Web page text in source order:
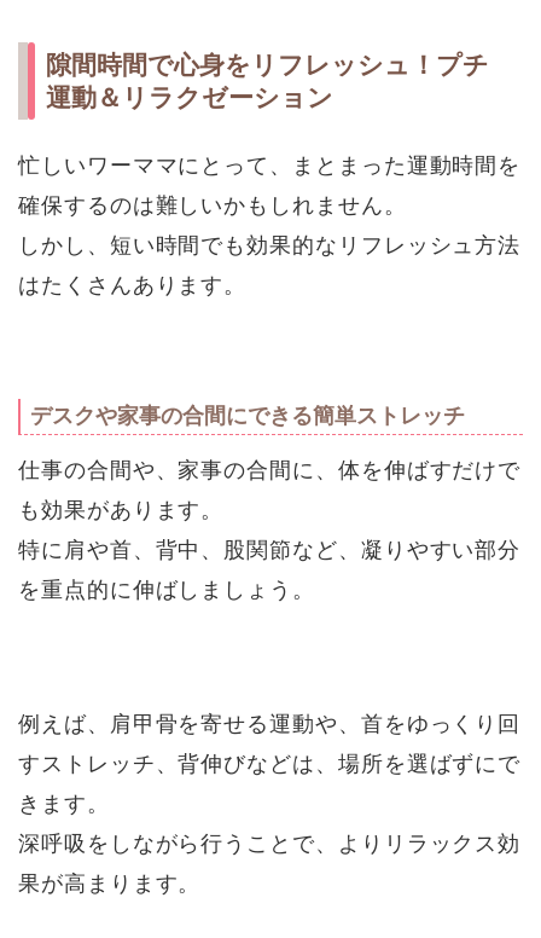
隙間時間で心身をリフレッシュ！プチ
運動＆リラクゼーション
忙しいワーママにとって、まとまった運動時間を
確保するのは難しいかもしれません。
しかし、短い時間でも効果的なリフレッシュ方法
はたくさんあります。
デスクや家事の合間にできる簡単ストレッチ
仕事の合間や、家事の合間に、体を伸ばすだけで
も効果があります。
特に肩や首、背中、股関節など、凝りやすい部分
を重点的に伸ばしましょう。
例えば、肩甲骨を寄せる運動や、首をゆっくり回
すストレッチ、背伸びなどは、場所を選ばずにで
きます。
深呼吸をしながら行うことで、よりリラックス効
果が高まります。